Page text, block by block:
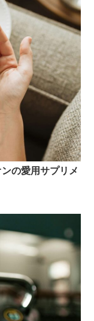
の愛用サプリメ